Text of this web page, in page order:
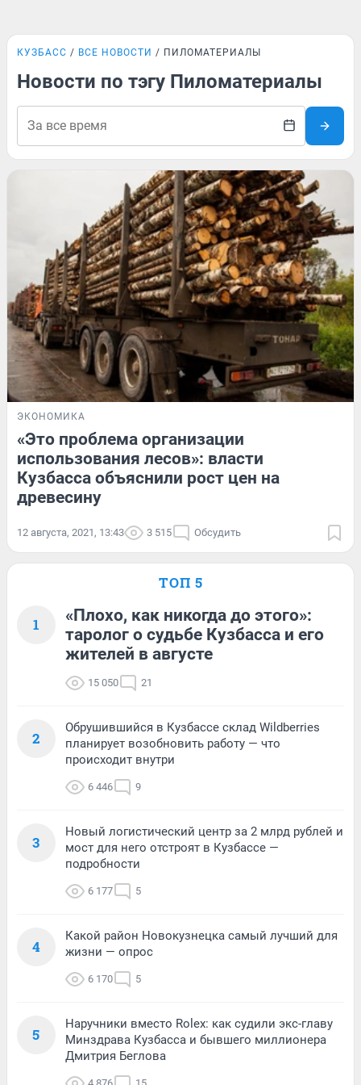
КУЗБАСС ВСЕ НОВОСТИ ПИЛОМАТЕРИАЛЫ
Новости по тэгу Пиломатериалы
ЭКОНОМИКА
«Это проблема организации
использования лесов»: власти
Кузбасса объяснили рост цен на
древесину
12 августа, 2021, 13:43 3 515 Обсудить
ТОП 5
1
«Плохо, как никогда до этого»:
таролог о судьбе Кузбасса и его
жителей в августе
15 050 21
2
Обрушившийся в Кузбассе склад Wildberries
планирует возобновить работу — что
происходит внутри
6 446 9
3
Новый логистический центр за 2 млрд рублей и
мост для него отстроят в Кузбассе —
подробности
6 177 5
4
Какой район Новокузнецка самый лучший для
жизни — опрос
6 170 5
5
Наручники вместо Rolex: как судили экс-главу
Минздрава Кузбасса и бывшего миллионера
Дмитрия Беглова